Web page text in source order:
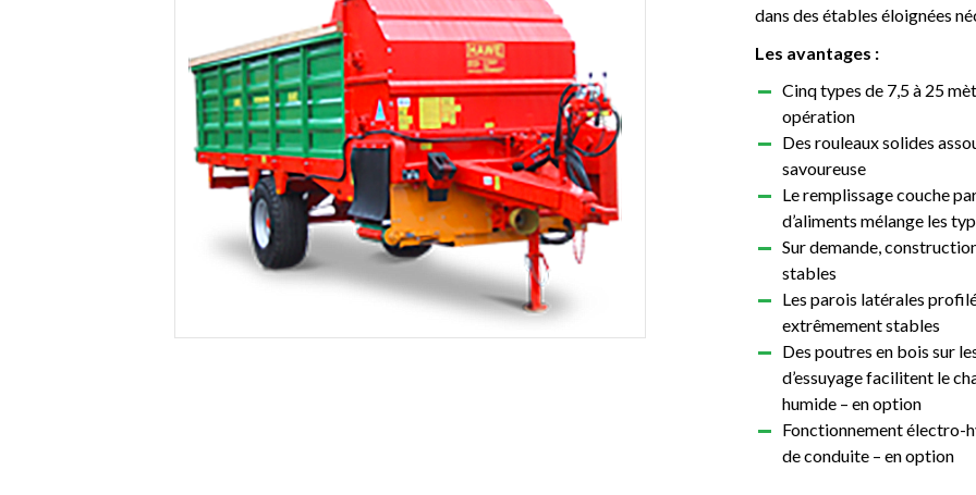
BROYEUR REMORQUE SYSTÈME MODULAIRE
dans des étables éloignées
Les avantages :
Cinq types de 7,5 à 25
opération
Des rouleaux solides
savoureuse
Le remplissage couche
d’aliments mélange les
Sur demande,
stables
Les parois latérales
extrêmement stables
Des poutres en bois sur
d’essuyage facilitent le
humide – en option
Fonctionnement électro-
de conduite – en option